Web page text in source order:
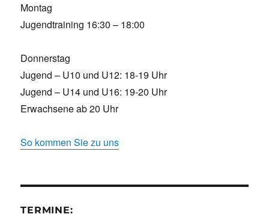
Montag
Jugendtraining 16:30 – 18:00
Donnerstag
Jugend – U10 und U12: 18-19 Uhr
Jugend – U14 und U16: 19-20 Uhr
Erwachsene ab 20 Uhr
So kommen Sie zu uns
TERMINE: